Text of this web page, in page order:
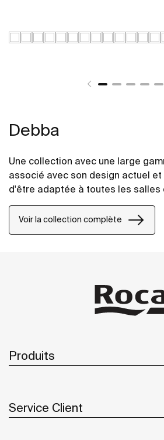
Debba
Une collection avec une large
associé avec son design actuel
d'être adaptée à toutes les salles
Voir la collection complète
Produits
Service Client